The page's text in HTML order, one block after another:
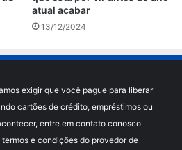
atual acabar
13/12/2024
exigir que você pague para liberar
cartões de crédito, empréstimos ou
entre em contato conosco
e condições do provedor de